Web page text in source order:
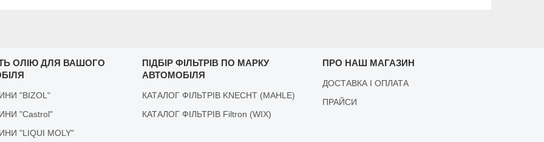
ОЛІЮ ДЛЯ ВАШОГО
"BIZOL"
"Castrol"
"LIQUI MOLY"
ПІДБІР ФІЛЬТРІВ ПО МАРКУ
АВТОМОБІЛЯ
КАТАЛОГ ФІЛЬТРІВ KNECHT (MAHLE)
КАТАЛОГ ФІЛЬТРІВ Filtron (WIX)
ПРО НАШ МАГАЗИН
ДОСТАВКА І ОПЛАТА
ПРАЙСИ